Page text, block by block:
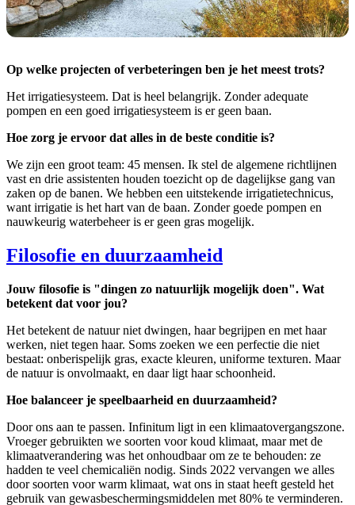
Op welke projecten of verbeteringen ben je het meest trots?
Het irrigatiesysteem. Dat is heel belangrijk. Zonder adequate
pompen en een goed irrigatiesysteem is er geen baan.
Hoe zorg je ervoor dat alles in de beste conditie is?
We zijn een groot team: 45 mensen. Ik stel de algemene richtlijnen
vast en drie assistenten houden toezicht op de dagelijkse gang van
zaken op de banen. We hebben een uitstekende irrigatietechnicus,
want irrigatie is het hart van de baan. Zonder goede pompen en
nauwkeurig waterbeheer is er geen gras mogelijk.
Filosofie en duurzaamheid
Jouw filosofie is "dingen zo natuurlijk mogelijk doen". Wat
betekent dat voor jou?
Het betekent de natuur niet dwingen, haar begrijpen en met haar
werken, niet tegen haar. Soms zoeken we een perfectie die niet
bestaat: onberispelijk gras, exacte kleuren, uniforme texturen. Maar
de natuur is onvolmaakt, en daar ligt haar schoonheid.
Hoe balanceer je speelbaarheid en duurzaamheid?
Door ons aan te passen. Infinitum ligt in een klimaatovergangszone.
Vroeger gebruikten we soorten voor koud klimaat, maar met de
klimaatverandering was het onhoudbaar om ze te behouden: ze
hadden te veel chemicaliën nodig. Sinds 2022 vervangen we alles
door soorten voor warm klimaat, wat ons in staat heeft gesteld het
gebruik van gewasbeschermingsmiddelen met 80% te verminderen.